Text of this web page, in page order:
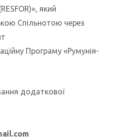
який
Спільнотою через
Програму «Румунія-
додаткової